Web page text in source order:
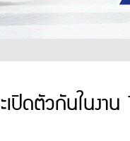
ปิดตัวกันในงาน